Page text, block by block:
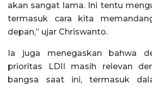
akan sangat lama. Ini tentu
termasuk cara kita
depan,” ujar Chriswanto.
Ia juga menegaskan bahwa
prioritas LDII masih relevan
bangsa saat ini, termasuk